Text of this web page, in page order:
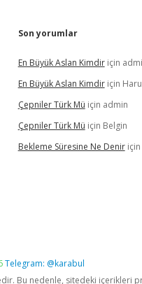
Son yorumlar
En Büyük Aslan Kimdiriçin
En Büyük Aslan Kimdiriçin
Çepniler Türk Mü için admin
Çepniler Türk Mü için Belgin
Bekleme Süresine Ne Deniriçin
Telegram: @karabul
Bu nedenle, sitedeki